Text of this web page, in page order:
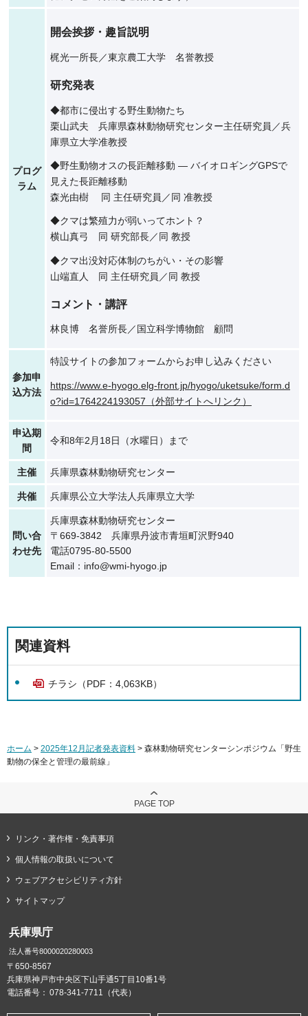
プログ
ラム
開会挨拶・趣旨説明
梶光一所長／東京農工大学 名誉教授
研究発表
◆都市に侵出する野生動物たち
栗山武夫 兵庫県森林動物研究センター主任研究員／兵
庫県立大学准教授
◆野生動物オスの長距離移動 ― バイオロギングGPSで
見えた長距離移動
森光由樹 同 主任研究員／同 准教授
◆クマは繁殖力が弱いってホント？
横山真弓 同 研究部長／同 教授
◆クマ出没対応体制のちがい・その影響
山端直人 同 主任研究員／同 教授
コメント・講評
林良博 名誉所長／国立科学博物館 顧問
参加申
込方法
特設サイトの参加フォームからお申し込みください
https://www.e-hyogo.elg-front.jp/hyogo/uketsuke/form.d
o?id=1764224193057（外部サイトへリンク）
申込期
間
令和8年2月18日（水曜日）まで
主催 兵庫県森林動物研究センター
共催 兵庫県公立大学法人兵庫県立大学
問い合
わせ先
兵庫県森林動物研究センター
〒669-3842 兵庫県丹波市青垣町沢野940
電話0795-80-5500
Email：info@wmi-hyogo.jp
関連資料
チラシ（PDF：4,063KB）
ホーム > 2025年12月記者発表資料 > 森林動物研究センターシンポジウム「野生
動物の保全と管理の最前線」
PAGE TOP
リンク・著作権・免責事項
個人情報の取扱いについて
ウェブアクセシビリティ方針
サイトマップ
兵庫県庁
法人番号8000020280003
〒650-8567
兵庫県神戸市中央区下山手通5丁目10番1号
電話番号： 078-341-7711（代表）